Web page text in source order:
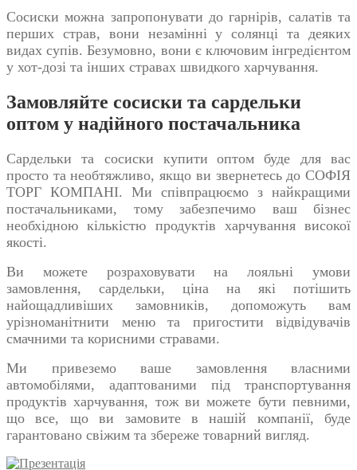
Сосиски можна запропонувати до гарнірів, салатів та
перших страв, вони незамінні у солянці та деяких
видах супів. Безумовно, вони є ключовим інгредієнтом
у хот-дозі та інших стравах швидкого харчування.
Замовляйте сосиски та сардельки
оптом у надійного постачальника
Сардельки та сосиски купити
оптом буде для вас
просто та необтяжливо, якщо ви звернетесь до СОФІЯ
ТОРГ КОМПАНІ. Ми співпрацюємо з найкращими
постачальниками, тому забезпечимо ваш бізнес
необхідною кількістю продуктів харчування високої
якості.
Ви можете розраховувати на лояльні умови
замовлення, сардельки, ціна на які потішить
найощадливіших замовників, допоможуть вам
урізноманітнити меню та пригостити відвідувачів
смачними та корисними стравами.
Ми привеземо ваше замовлення власними
автомобілями, адаптованими під транспортування
продуктів харчування, тож ви можете бути певними,
що все, що ви замовите в нашій компанії, буде
гарантовано свіжим та збереже товарний вигляд.